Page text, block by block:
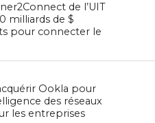
de l’UIT
milliards de $
pour connecter le
Ookla pour
des réseaux
les entreprises